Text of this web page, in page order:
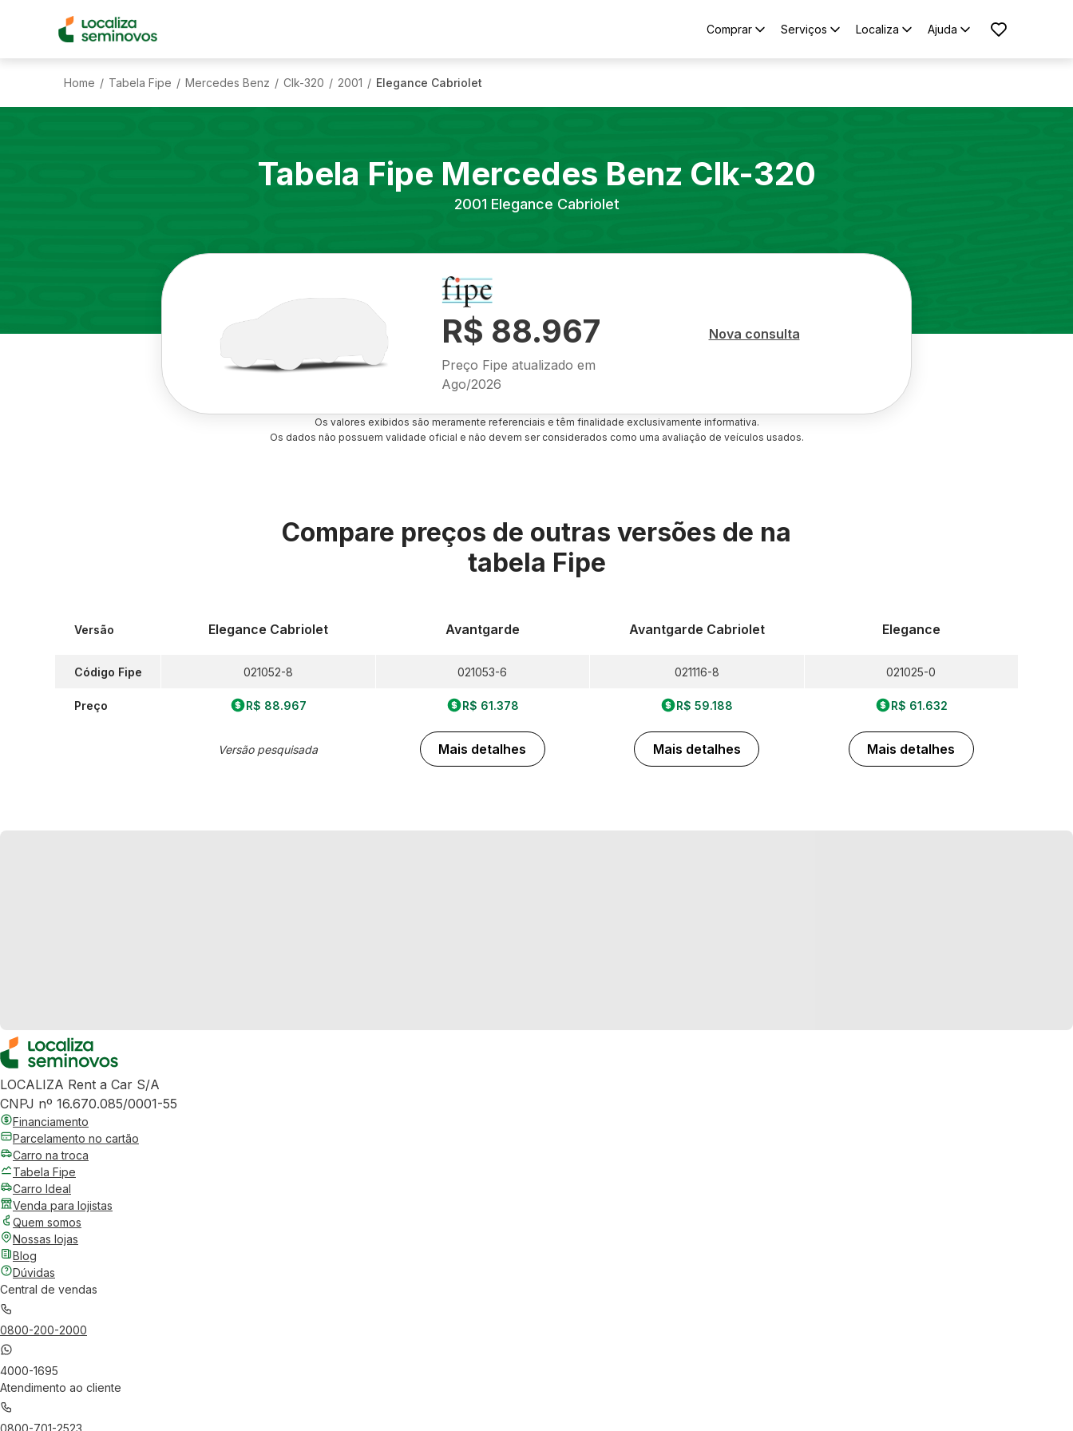
Comprar Serviços Localiza Ajuda
Home / Tabela Fipe / Mercedes Benz / Clk-320 / 2001 / Elegance Cabriolet
Tabela Fipe Mercedes Benz Clk-320
2001 Elegance Cabriolet
R$ 88.967
Preço Fipe atualizado em
Ago/2026
Nova consulta
Os valores exibidos são meramente referenciais e têm finalidade exclusivamente informativa.
Os dados não possuem validade oficial e não devem ser considerados como uma avaliação de veículos usados.
Compare preços de outras versões de na
tabela Fipe
Versão
Código Fipe
Preço
Elegance Cabriolet
021052-8
R$ 88.967
Versão pesquisada
Avantgarde
021053-6
R$ 61.378
Mais detalhes
Avantgarde Cabriolet
021116-8
R$ 59.188
Mais detalhes
Elegance
021025-0
R$ 61.632
Mais detalhes
LOCALIZA Rent a Car S/A
CNPJ nº 16.670.085/0001-55
Financiamento
Parcelamento no cartão
Carro na troca
Tabela Fipe
Carro Ideal
Venda para lojistas
Quem somos
Nossas lojas
Blog
Dúvidas
Central de vendas
0800-200-2000
4000-1695
Atendimento ao cliente
0800-701-2523